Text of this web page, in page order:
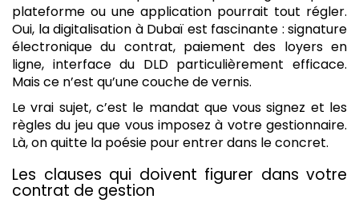
plateforme ou une application pourrait tout régler.
Oui, la digitalisation à Dubaï est fascinante : signature
électronique du contrat, paiement des loyers en
ligne, interface du DLD particulièrement efficace.
Mais ce n’est qu’une couche de vernis.
Le vrai sujet, c’est le mandat que vous signez et les
règles du jeu que vous imposez à votre gestionnaire.
Là, on quitte la poésie pour entrer dans le concret.
Les clauses qui doivent figurer dans votre
contrat de gestion